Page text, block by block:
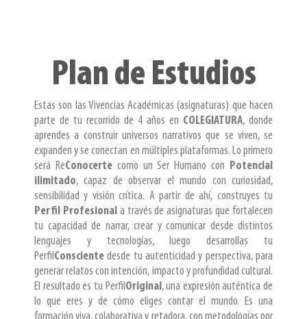
Plan de Estudios
Estas son las Vivencias Académicas (asignaturas) que hacen
parte de tu recorrido de 4 años en COLEGIATURA, donde
aprendes a construir universos narrativos que se viven, se
expanden y se conectan en múltiples plataformas. Lo primero
será ReConocertecomo un Ser Humano con Potencial
ilimitado, capaz de observar el mundo con curiosidad,
sensibilidad y visión crítica. A partir de ahí, construyes tu
Perfil Profesional a través de asignaturas que fortalecen
tu capacidad de narrar, crear y comunicar desde distintos
lenguajes y tecnologías, luego desarrollas tu
Perfil Consciente desde tu autenticidad y perspectiva, para
generar relatos con intención, impacto y profundidad cultural.
El resultado es tu Perfil Original , una expresión auténtica de
lo que eres y de cómo eliges contar el mundo. Es una